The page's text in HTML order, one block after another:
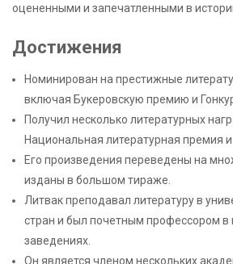
оцененными и запечатленными в
Достижения
Номинирован на престижные
включая Букеровскую премию и
Получил несколько литературных
Национальная литературная премия
Его произведения переведены на
изданы в большом тираже.
Литвак преподавал литературу в
стран и был почетным профессором в
заведениях.
Он является членом нескольких